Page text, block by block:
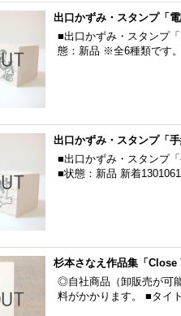
出口かずみ・スタンプ「電
■出口かずみ・スタンプ
態：新品 ※全6種類で
出口かずみ・スタンプ「手
■出口かずみ・スタンプ
■状態：新品 新着
杉本さなえ作品集「
◎自社商品（卸販売が
料がかかります。 ■タイ